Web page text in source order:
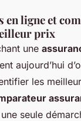
ligne et
prix
une
aujourd’hui
les
seule